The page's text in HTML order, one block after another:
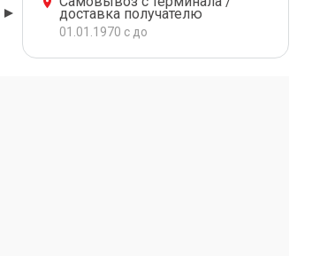
доставка получателю
01.01.1970 с до